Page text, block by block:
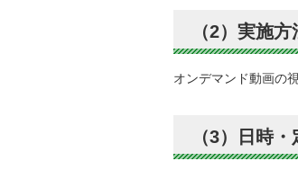
（2）実施方
オンデマンド動画の
（3）日時・